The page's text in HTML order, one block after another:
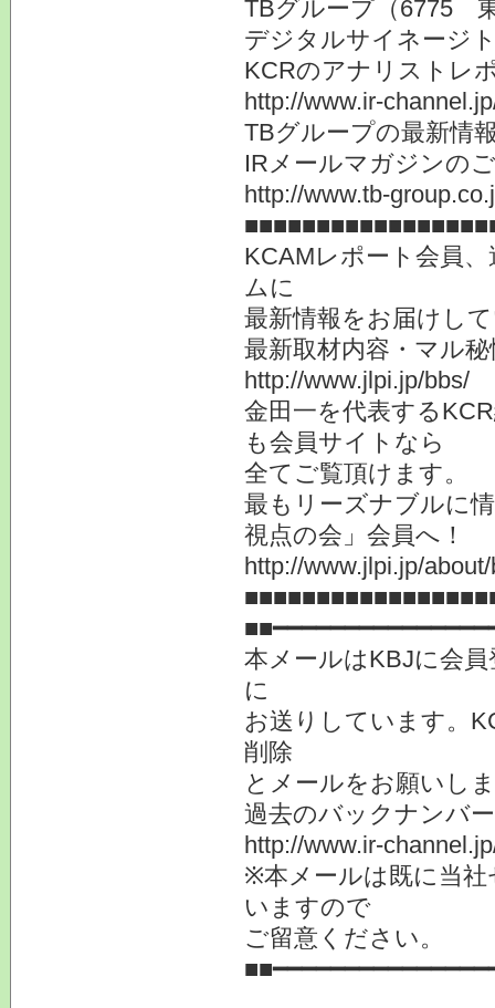
TBグループ（6775
デジタルサイネージ
KCRのアナリストレ
http://www.ir-
TBグループの最新情
IRメールマガジンの
http://www.tb-
KCAMレポート会員
ムに
最新情報をお届けし
最新取材内容・マル
http://www.jlpi.jp/bbs/
金田一を代表する
も会員サイトなら
全てご覧頂けます。
最もリーズナブルに
視点の会」会員へ！
http://www.jlpi.jp/
本メールはKBJに会
に
お送りしています。
削除
とメールをお願いし
過去のバックナンバ
http://www.ir-
※本メールは既に当
いますので
ご留意ください。